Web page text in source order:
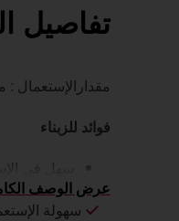
تفاصيل
مقدارالإستعمال : من 1 إلى 2. % تتوفر أروما على فئتين ملونة و
فوائد للزبناء
سهل في
صيانة أطول
عرض الوصف
سهولة